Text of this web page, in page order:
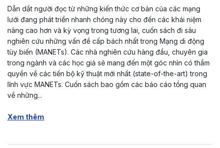
Dẫn dắt người đọc từ những kiến thức cơ bản của các mạng
lưới đang phát triển nhanh chóng này cho đến các khái niệm
nâng cao hơn và kỳ vọng trong tương lai, cuốn sách đi sâu
nghiên cứu những vấn đề cấp bách nhất trong Mạng di động
tùy biến (MANETs). Các nhà nghiên cứu hàng đầu, chuyên gia
trong ngành và các học giả sẽ mang đến một góc nhìn có thẩm
quyền về các tiến bộ kỹ thuật mới nhất (state-of-the-art) trong
lĩnh vực MANETs. Cuốn sách bao gồm các báo cáo tổng quan
về những...
Xem thêm